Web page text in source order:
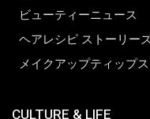
ビューティーニュース
ヘアレシピ ストーリー
メイクアップティップス
CULTURE & LIFE